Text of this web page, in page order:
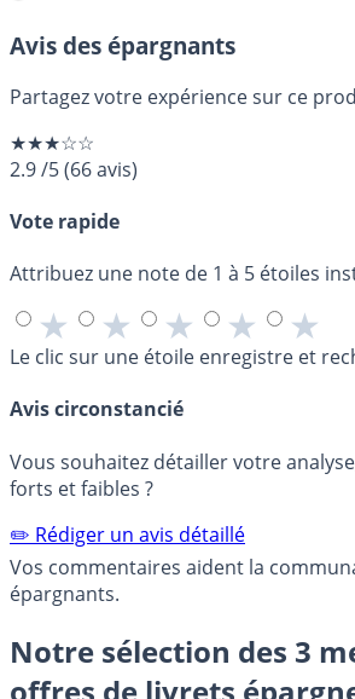
Avis des épargnants
Partagez votre expérience sur ce
★★★☆☆
2.9/5(66avis)
Vote rapide
Attribuez une note de 1 à 5 étoiles
★ ★ ★ ★ ★
Le clic sur une étoile enregistre et
Avis circonstancié
Vous souhaitez détailler votre
forts et faibles ?
✏️ Rédiger un avis détaillé
Vos commentaires aident la
épargnants.
Notre sélection des 3
offres de livrets